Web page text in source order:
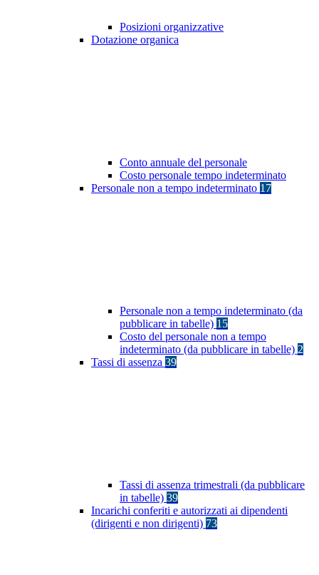
Posizioni organizzative
Dotazione organica
Conto annuale del personale
Costo personale tempo indeterminato
Personale non a tempo indeterminato 17
Personale non a tempo indeterminato (da
pubblicare in tabelle) 15
Costo del personale non a tempo
indeterminato (da pubblicare in tabelle) 2
Tassi di assenza 39
Tassi di assenza trimestrali (da pubblicare
in tabelle) 39
Incarichi conferiti e autorizzati ai dipendenti
(dirigenti e non dirigenti) 73